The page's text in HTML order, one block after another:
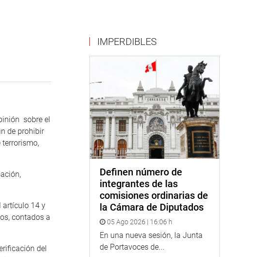
sobre el
de prohibir
artículo 14 y
contados a
del
IMPERDIBLES
Definen número de
integrantes de las
comisiones ordinarias de
la Cámara de Diputados
05 Ago 2026 | 16:06 h
En una nueva sesión, la Junta
de Portavoces de...